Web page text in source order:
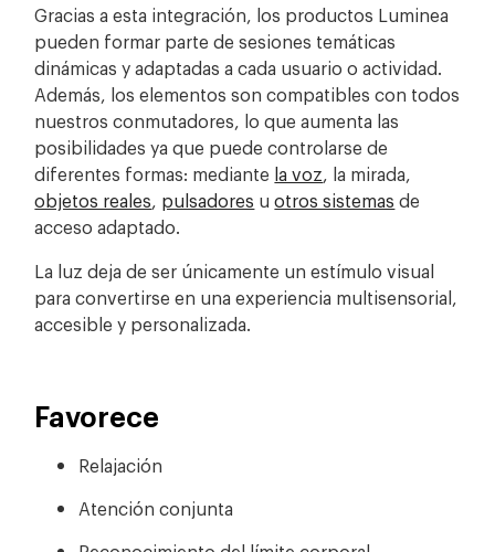
Gracias a esta integración, los productos Luminea
pueden formar parte de sesiones temáticas
dinámicas y adaptadas a cada usuario o actividad.
Además, los elementos son compatibles con todos
nuestros conmutadores, lo que aumenta las
posibilidades ya que puede controlarse de
diferentes formas: mediante la voz, la mirada,
objetos reales, pulsadores uotros sistemas de
acceso adaptado.
La luz deja de ser únicamente un estímulo visual
para convertirse en una experiencia multisensorial,
accesible y personalizada.
Favorece
Relajación
Atención conjunta